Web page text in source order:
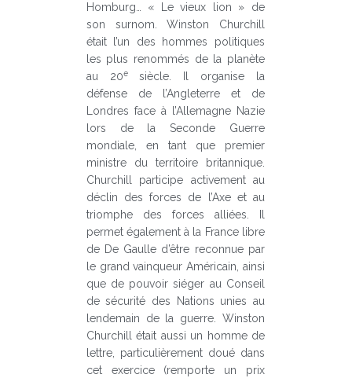
Homburg… « Le vieux lion » de
son surnom. Winston Churchill
était l’un des hommes politiques
les plus renommés de la planète
au 20esiècle. Il organise la
défense de l’Angleterre et de
Londres face à l’Allemagne Nazie
lors de la Seconde Guerre
mondiale, en tant que premier
ministre du territoire britannique.
Churchill participe activement au
déclin des forces de l’Axe et au
triomphe des forces alliées. Il
permet également à la France libre
de De Gaulle d’être reconnue par
le grand vainqueur Américain, ainsi
que de pouvoir siéger au Conseil
de sécurité des Nations unies au
lendemain de la guerre. Winston
Churchill était aussi un homme de
lettre, particulièrement doué dans
cet exercice (remporte un prix